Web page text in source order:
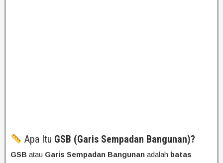
Apa Itu GSB (Garis Sempadan Bangunan)?
GSB atau Garis Sempadan Bangunan adalah batas